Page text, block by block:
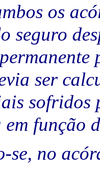
os
seguro
ser
sofridos
função
se, no